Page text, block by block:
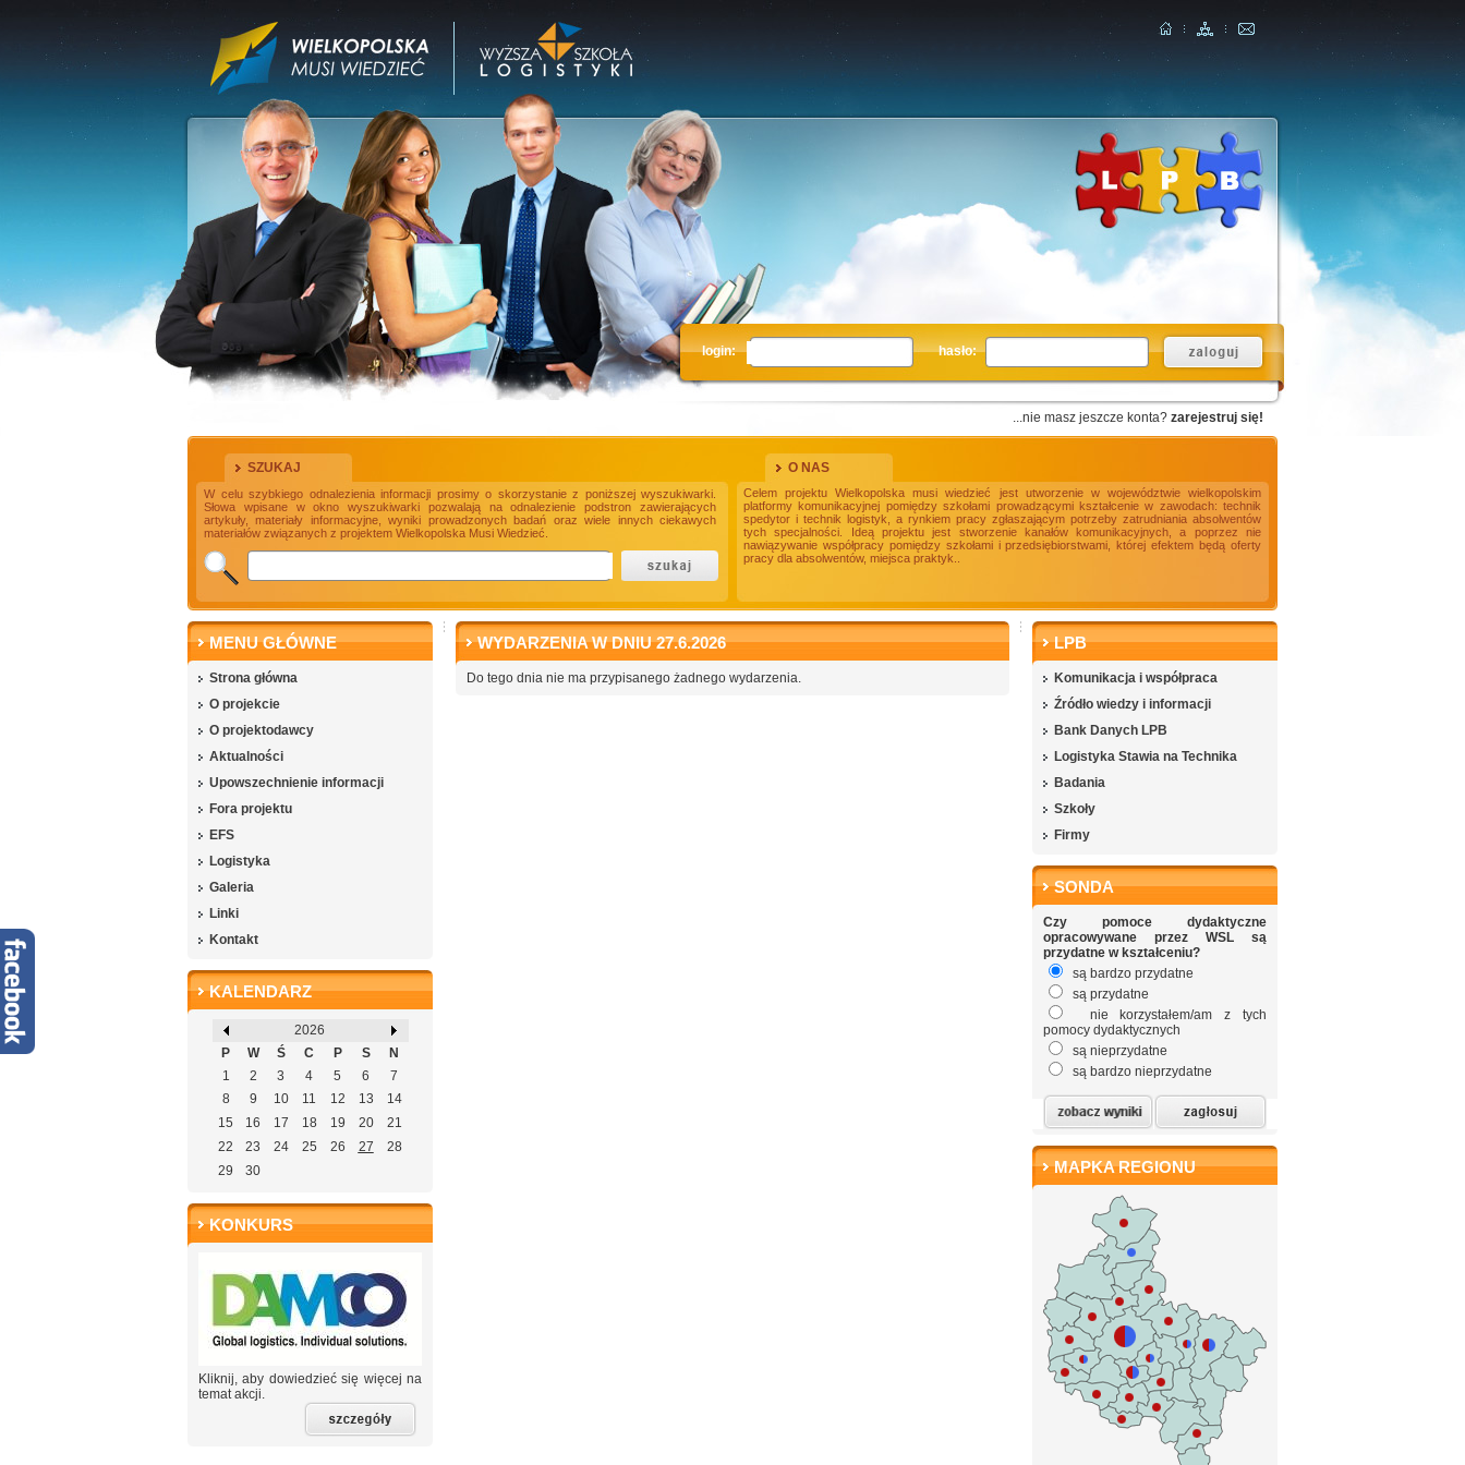
login: hasło:
...nie masz jeszcze konta? zarejestruj się!
SZUKAJ
W celu szybkiego odnalezienia informacji prosimy o skorzystanie z poniższej wyszukiwarki.
Słowa wpisane w okno wyszukiwarki pozwalają na odnalezienie podstron zawierających
artykuły, materiały informacyjne, wyniki prowadzonych badań oraz wiele innych ciekawych
materiałów związanych z projektem Wielkopolska Musi Wiedzieć.
O NAS
Celem projektu Wielkopolska musi wiedzieć jest utworzenie w województwie wielkopolskim
platformy komunikacyjnej pomiędzy szkołami prowadzącymi kształcenie w zawodach: technik
spedytor i technik logistyk, a rynkiem pracy zgłaszającym potrzeby zatrudniania absolwentów
tych specjalności. Ideą projektu jest stworzenie kanałów komunikacyjnych, a poprzez nie
nawiązywanie współpracy pomiędzy szkołami i przedsiębiorstwami, której efektem będą oferty
pracy dla absolwentów, miejsca praktyk..
MENU GŁÓWNE
Strona główna
O projekcie
O projektodawcy
Aktualności
Upowszechnienie informacji
Fora projektu
EFS
Logistyka
Galeria
Linki
Kontakt
KALENDARZ
2026
P
W Ś C P S
N
1
2 3 4 5 6
7
8
9 10 11 12 13
14
15
16 17 18 19 20
21
22
23 24 25 26 27
28
29
30
KONKURS
Kliknij, aby dowiedzieć się więcej na
temat akcji.
WYDARZENIA W DNIU 27.6.2026
Do tego dnia nie ma przypisanego żadnego wydarzenia.
LPB
Komunikacja i współpraca
Źródło wiedzy i informacji
Bank Danych LPB
Logistyka Stawia na Technika
Badania
Szkoły
Firmy
SONDA
Czy pomoce dydaktyczne
opracowywane przez WSL są
przydatne w kształceniu?
są bardzo przydatne
są przydatne
nie korzystałem/am z tych
pomocy dydaktycznych
są nieprzydatne
są bardzo nieprzydatne
MAPKA REGIONU